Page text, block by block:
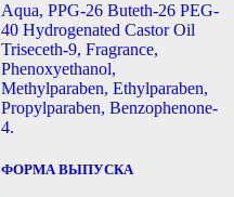
Aqua, PPG-26 Buteth-26 PEG-
40 Hydrogenated Castor Oil
Triseceth-9, Fragrance,
Phenoxyethanol,
Methylparaben, Ethylparaben,
Propylparaben, Benzophenone-
4.
ФОРМА ВЫПУСКА